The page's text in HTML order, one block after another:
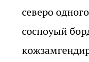
северо
сосноуый